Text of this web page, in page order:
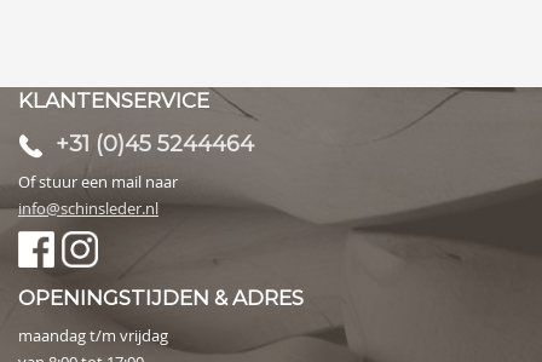
KLANTENSERVICE
+31 (0)45 5244464
Of stuur een mail naar
info@schinsleder.nl
OPENINGSTIJDEN & ADRES
maandag t/m vrijdag